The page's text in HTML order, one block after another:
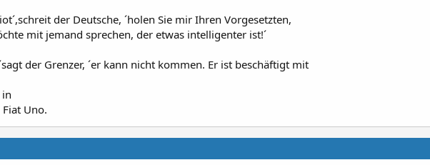
der Deutsche, ´holen Sie mir Ihren Vorgesetzten,
mit jemand sprechen, der etwas intelligenter ist!´
der Grenzer, ´er kann nicht kommen. Er ist beschäftigt mit
Uno.